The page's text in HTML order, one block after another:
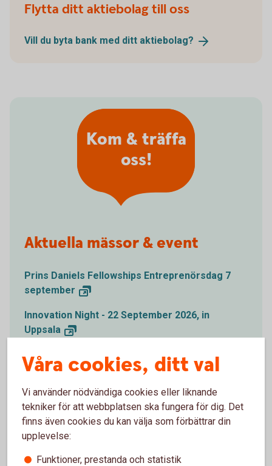
Flytta ditt aktiebolag till oss
Vill du byta bank med ditt aktiebolag?
Aktuella mässor & event
Prins Daniels Fellowships Entreprenörsdag 7
september
Innovation Night - 22 September 2026, in
Uppsala
NextSpace 2026 — Commercial Space
Conference, Gothenburg 21Oktober
Boardmatch i Stockholm tillsammans med
Styrelseakademin och Almi 21 oktober
Kom & träffa
oss!
Våra cookies, ditt val
Vi använder nödvändiga cookies eller liknande
tekniker för att webbplatsen ska fungera för dig. Det
finns även cookies du kan välja som förbättrar din
upplevelse:
Funktioner, prestanda och statistik